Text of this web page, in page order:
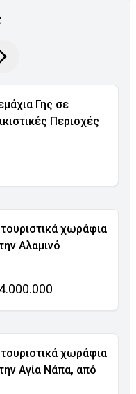
Γης σε
Περιοχές
χωράφια
Αλαμινό
χωράφια
Αγία Νάπα, από